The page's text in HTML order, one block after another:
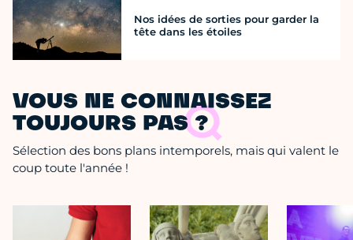
Nos idées de sorties pour garder la
tête dans les étoiles
VOUS NE CONNAISSEZ
TOUJOURS PAS ?
Sélection des bons plans intemporels, mais qui valent le
coup toute l'année !